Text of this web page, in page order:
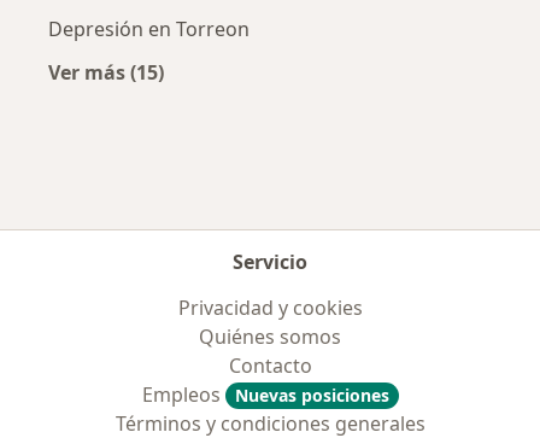
Depresión en Torreon
Ver más (15)
Servicio
Privacidad y cookies
Quiénes somos
Contacto
Empleos
Nuevas posiciones
Términos y condiciones generales